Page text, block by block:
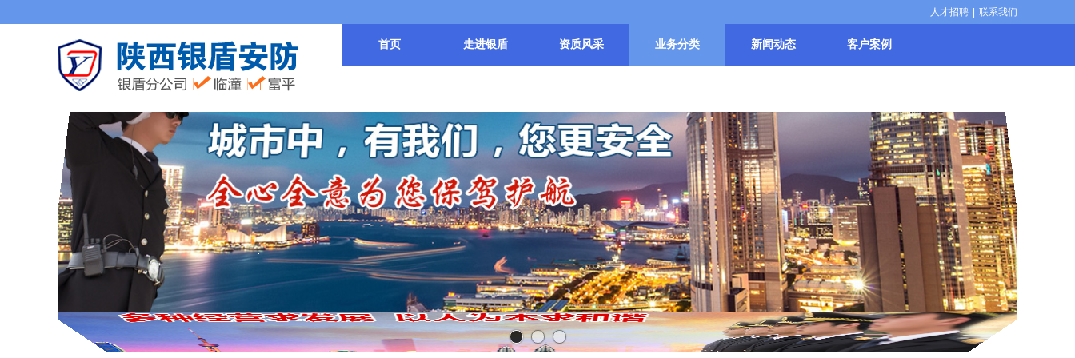
首页 走进银盾 资质风采 业务分类 新闻动态 客户案例
人才招聘 联系我们